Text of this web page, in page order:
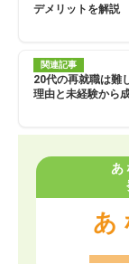
デメリットを解説
関連記事
20代の再就職は難
理由と未経験から
あ